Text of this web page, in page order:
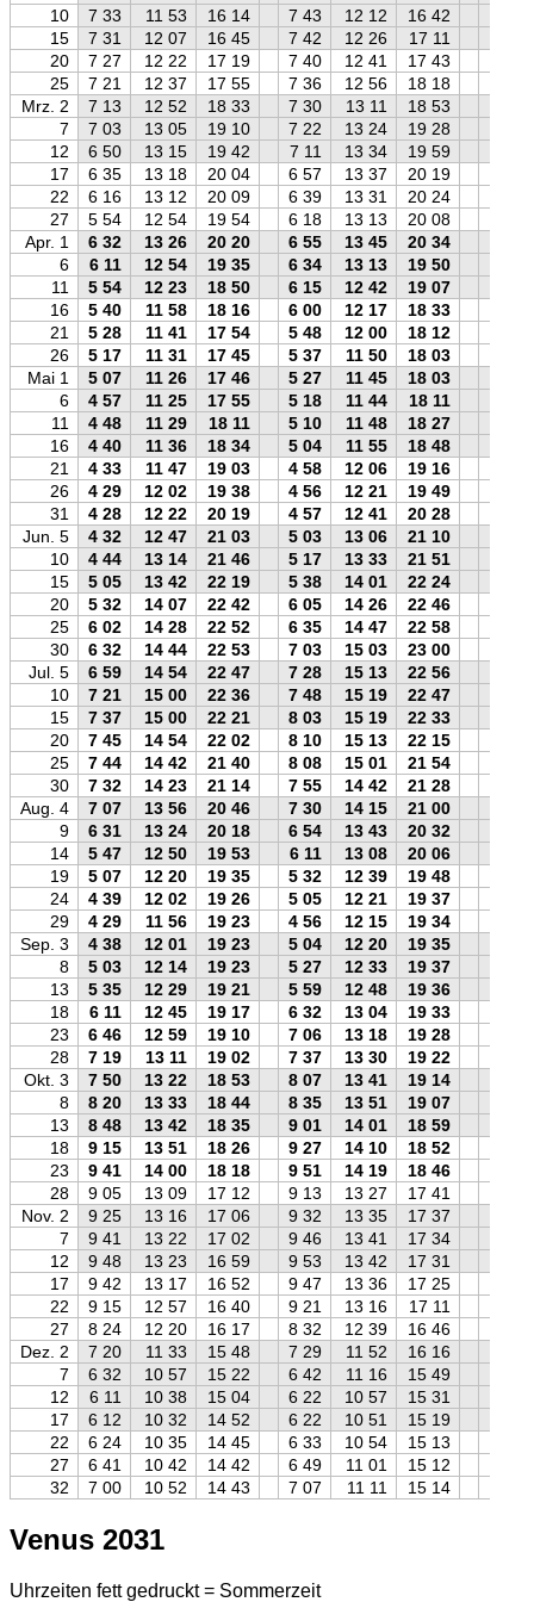
10
7 33 11 53 16 14 7 43 12 12 16 42
15
7 31 12 07 16 45 7 42 12 26 17 11
20
7 27 12 22 17 19 7 40 12 41 17 43
25
7 21 12 37 17 55 7 36 12 56 18 18
Mrz. 2
7 13 12 52 18 33 7 30 13 11 18 53
7
7 03 13 05 19 10 7 22 13 24 19 28
12
6 50 13 15 19 42 7 11 13 34 19 59
17
6 35 13 18 20 04 6 57 13 37 20 19
22
6 16 13 12 20 09 6 39 13 31 20 24
27
5 54 12 54 19 54 6 18 13 13 20 08
Apr. 1
6 32 13 26 20 20 6 55 13 45 20 34
6
6 11 12 54 19 35 6 34 13 13 19 50
11
5 54 12 23 18 50 6 15 12 42 19 07
16
5 40 11 58 18 16 6 00 12 17 18 33
21
5 28 11 41 17 54 5 48 12 00 18 12
26
5 17 11 31 17 45 5 37 11 50 18 03
Mai 1
5 07 11 26 17 46 5 27 11 45 18 03
6
4 57 11 25 17 55 5 18 11 44 18 11
11
4 48 11 29 18 11 5 10 11 48 18 27
16
4 40 11 36 18 34 5 04 11 55 18 48
21
4 33 11 47 19 03 4 58 12 06 19 16
26
4 29 12 02 19 38 4 56 12 21 19 49
31
4 28 12 22 20 19 4 57 12 41 20 28
Jun. 5
4 32 12 47 21 03 5 03 13 06 21 10
10
4 44 13 14 21 46 5 17 13 33 21 51
15
5 05 13 42 22 19 5 38 14 01 22 24
20
5 32 14 07 22 42 6 05 14 26 22 46
25
6 02 14 28 22 52 6 35 14 47 22 58
30
6 32 14 44 22 53 7 03 15 03 23 00
Jul. 5
6 59 14 54 22 47 7 28 15 13 22 56
10
7 21 15 00 22 36 7 48 15 19 22 47
15
7 37 15 00 22 21 8 03 15 19 22 33
20
7 45 14 54 22 02 8 10 15 13 22 15
25
7 44 14 42 21 40 8 08 15 01 21 54
30
7 32 14 23 21 14 7 55 14 42 21 28
Aug. 4
7 07 13 56 20 46 7 30 14 15 21 00
9
6 31 13 24 20 18 6 54 13 43 20 32
14
5 47 12 50 19 53 6 11 13 08 20 06
19
5 07 12 20 19 35 5 32 12 39 19 48
24
4 39 12 02 19 26 5 05 12 21 19 37
29
4 29 11 56 19 23 4 56 12 15 19 34
Sep. 3
4 38 12 01 19 23 5 04 12 20 19 35
8
5 03 12 14 19 23 5 27 12 33 19 37
13
5 35 12 29 19 21 5 59 12 48 19 36
18
6 11 12 45 19 17 6 32 13 04 19 33
23
6 46 12 59 19 10 7 06 13 18 19 28
28
7 19 13 11 19 02 7 37 13 30 19 22
Okt. 3
7 50 13 22 18 53 8 07 13 41 19 14
8
8 20 13 33 18 44 8 35 13 51 19 07
13
8 48 13 42 18 35 9 01 14 01 18 59
18
9 15 13 51 18 26 9 27 14 10 18 52
23
9 41 14 00 18 18 9 51 14 19 18 46
28
9 05 13 09 17 12 9 13 13 27 17 41
Nov. 2
9 25 13 16 17 06 9 32 13 35 17 37
7
9 41 13 22 17 02 9 46 13 41 17 34
12
9 48 13 23 16 59 9 53 13 42 17 31
17
9 42 13 17 16 52 9 47 13 36 17 25
22
9 15 12 57 16 40 9 21 13 16 17 11
27
8 24 12 20 16 17 8 32 12 39 16 46
Dez. 2
7 20 11 33 15 48 7 29 11 52 16 16
7
6 32 10 57 15 22 6 42 11 16 15 49
12
6 11 10 38 15 04 6 22 10 57 15 31
17
6 12 10 32 14 52 6 22 10 51 15 19
22
6 24 10 35 14 45 6 33 10 54 15 13
27
6 41 10 42 14 42 6 49 11 01 15 12
32
7 00 10 52 14 43 7 07 11 11 15 14
Venus 2031
Uhrzeiten fett gedruckt = Sommerzeit